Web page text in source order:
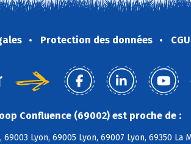
Protection des données CGU
Confluence (69002) est proche de :
69003 Lyon, 69005 Lyon, 69007 Lyon, 69350